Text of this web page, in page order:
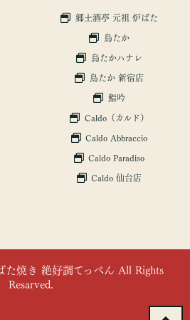
郷土酒亭 元祖 炉ばた
鳥たか
鳥たかハナレ
鳥たか 新宿店
鮨吟
Caldo（カルド）
Caldo Abbraccio
Caldo Paradiso
Caldo 仙台店
焼き 絶好調てっぺん All Rights
Resarved.